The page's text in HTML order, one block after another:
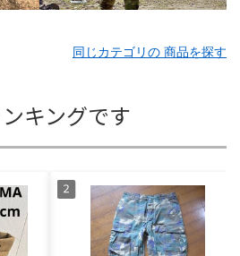
同じカテゴリの 商品を探す
キングです